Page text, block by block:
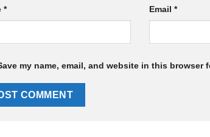
* Email *
my name, email, and website in this browser